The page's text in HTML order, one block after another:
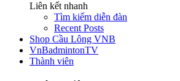
Liên kết nhanh
Tìm kiếm diễn đàn
Recent Posts
Shop Cầu Lông VNB
VnBadmintonTV
Thành viên